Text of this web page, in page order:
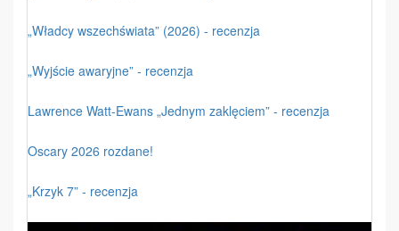
„Władcy wszechświata” (2026) - recenzja
„Wyjście awaryjne” - recenzja
Lawrence Watt-Ewans „Jednym zaklęciem” - recenzja
Oscary 2026 rozdane!
„Krzyk 7” - recenzja